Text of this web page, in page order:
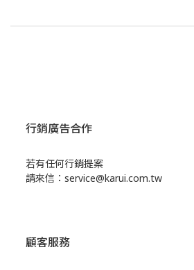
行銷廣告合作
若有任何行銷提案
請來信：service@karui.com.tw
顧客服務